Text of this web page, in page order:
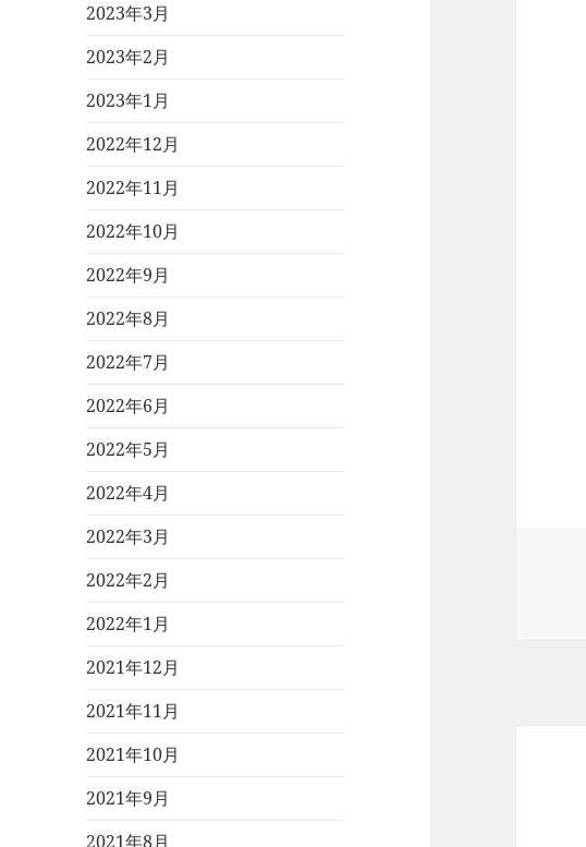
2023年3月
2023年2月
2023年1月
2022年12月
2022年11月
2022年10月
2022年9月
2022年8月
2022年7月
2022年6月
2022年5月
2022年4月
2022年3月
2022年2月
2022年1月
2021年12月
2021年11月
2021年10月
2021年9月
2021年8月